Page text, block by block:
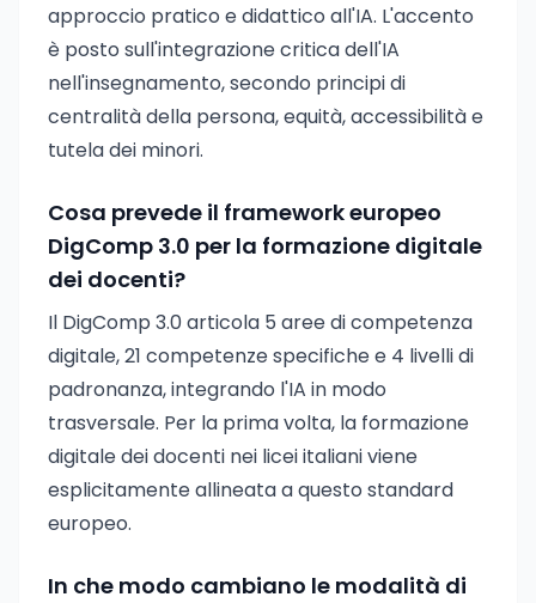
approccio pratico e didattico all'IA. L'accento
è posto sull'integrazione critica dell'IA
nell'insegnamento, secondo principi di
centralità della persona, equità, accessibilità e
tutela dei minori.
Cosa prevede il framework europeo
DigComp 3.0 per la formazione digitale
dei docenti?
Il DigComp 3.0 articola 5 aree di competenza
digitale, 21 competenze specifiche e 4 livelli di
padronanza, integrando l'IA in modo
trasversale. Per la prima volta, la formazione
digitale dei docenti nei licei italiani viene
esplicitamente allineata a questo standard
europeo.
In che modo cambiano le modalità di